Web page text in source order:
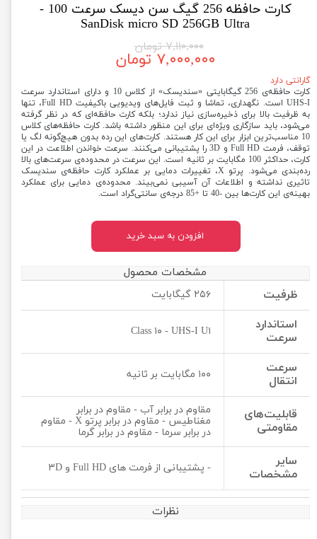
کارت حافظه 256 گیگ سن دیسک سرعت 100 -
SanDisk micro SD 256GB Ultra
۷,۱۱۰,۰۰۰ تومان
۷,۰۰۰,۰۰۰ تومان
گارانتی دارد
کارت حافظه‌ی 256 گیگابایتی «سندیسک» از کلاس 10 و دارای استاندارد سرعت
UHS-I است. نگهداری، تماشا و ثبت فایل‌های ویدیویی باکیفیت Full HD، تنها
به ظرفیت بالا برای ذخیره‌سازی نیاز ندارد؛ بلکه کارت حافظه‌ای که در نظر گرفته
می‌شود، باید سازگاری ویژه‌ای برای این منظور داشته باشد. کارت حافظه‌های کلاس
10 مناسب‌ترین ابزار برای این کار هستند. کارت‌های این رده بدون هیچ‌گونه لگ یا
توقف، فرمت Full HD و 3D را پشتیبانی می‌کنند. سرعت خواندن اطلاعت در این
کارت، حداکثر 100 مگابایت بر ثانیه است. این سرعت در محدوده‌ی سرعت‌های بالا
رده‌بندی می‌شود. پرتو X، تغییرات دمایی بر عملکرد کارت حافظه‌ی سندیسک
تاثیری نداشته و اطلاعات آن آسیبی نمی‌بیند. محدوده‌ی دمایی برای عملکرد
بهینه‌ی این کارت‌ها بین -40 تا +85 درجه‌ی سانتی‌گراد است.
افزودن به سبد خرید
مشخصات محصول
ظرفیت ۲۵۶ گیگابایت
استاندارد
سرعت
Class ۱۰ - UHS-I U۱
سرعت
انتقال
۱۰۰ مگابایت بر ثانیه
قابلیت‌های
مقاومتی
مقاوم در برابر آب - مقاوم در برابر
مغناطیس - مقاوم در برابر پرتو X - مقاوم
در برابر سرما - مقاوم در برابر گرما
سایر
مشخصات
- پشتیبانی از فرمت های Full HD و ۳D
نظرات